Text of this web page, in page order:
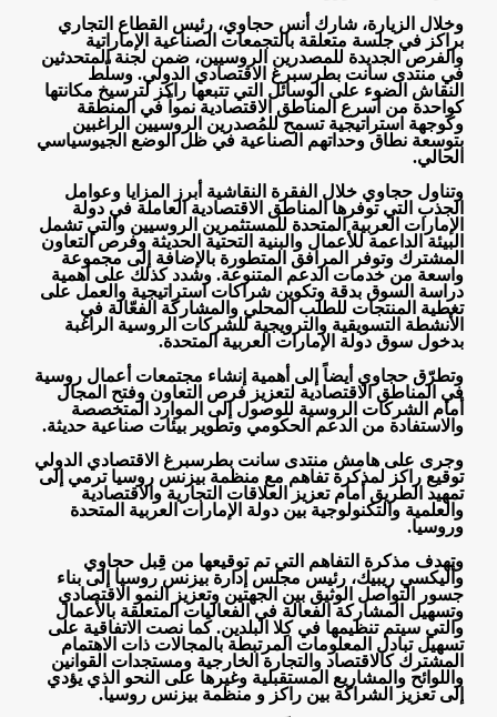
وخلال الزيارة، شارك أنس حجاوي، رئيس القطاع التجاري
براكز في جلسة متعلقة بالتجمعات الصناعية الإماراتية
والفرص الجديدة للمصدرين الروسيين، ضمن لجنة المتحدثين
في منتدى سانت بطرسبرغ الاقتصادي الدولي. وسلّط
النقاش الضوء على الوسائل التي تتبعها راكز لترسيخ مكانتها
كواحدة من أسرع المناطق الاقتصادية نمواً في المنطقة
وكوجهة استراتيجية تسمح للمُصدرين الروسيين الراغبين
بتوسعة نطاق وحداتهم الصناعية في ظل الوضع الجيوسياسي
الحالي.
وتناول حجاوي خلال الفقرة النقاشية أبرز المزايا وعوامل
الجذب التي توفرها المناطق الاقتصادية العاملة في دولة
الإمارات العربية المتحدة للمستثمرين الروسيين والتي تشمل
البيئة الداعمة للأعمال والبنية التحتية الحديثة وفرص التعاون
المشترك وتوفر المرافق المتطورة بالإضافة إلى مجموعة
واسعة من خدمات الدعم المتنوعة. وشدد كذلك على أهمية
دراسة السوق بدقة وتكوين شراكات استراتيجية والعمل على
تغطية المنتجات للطلب المحلي والمشاركة الفعّالة في
الأنشطة التسويقية والترويجية للشركات الروسية الراغبة
بدخول سوق دولة الإمارات العربية المتحدة.
وتطرّق حجاوي أيضاً إلى أهمية إنشاء مجتمعات أعمال روسية
في المناطق الاقتصادية لتعزيز فرص التعاون وفتح المجال
أمام الشركات الروسية للوصول إلى الموارد المتخصصة
والاستفادة من الدعم الحكومي وتطوير بيئات صناعية حديثة.
وجرى على هامش منتدى سانت بطرسبرغ الاقتصادي الدولي
توقيع راكز لمذكرة تفاهم مع منظمة بيزنس روسيا ترمي إلى
تمهيد الطريق أمام تعزيز العلاقات التجارية والاقتصادية
والعلمية والتكنولوجية بين دولة الإمارات العربية المتحدة
وروسيا.
وتهدف مذكرة التفاهم التي تم توقيعها من قِبل حجاوي
وأليكسي ريبيك، رئيس مجلس إدارة بيزنس روسيا إلى بناء
جسور التواصل الوثيق بين الجهتين وتعزيز النمو الاقتصادي
وتسهيل المشاركة الفعالة في الفعاليات المتعلقة بالأعمال
والتي سيتم تنظيمها في كِلا البلدين. كما نصت الاتفاقية على
تسهيل تبادل المعلومات المرتبطة بالمجالات ذات الاهتمام
المشترك كالاقتصاد والتجارة الخارجية ومستجدات القوانين
واللوائح والمشاريع المستقبلية وغيرها على النحو الذي يؤدي
إلى تعزيز الشراكة بين راكز و منظمة بيزنس روسيا.